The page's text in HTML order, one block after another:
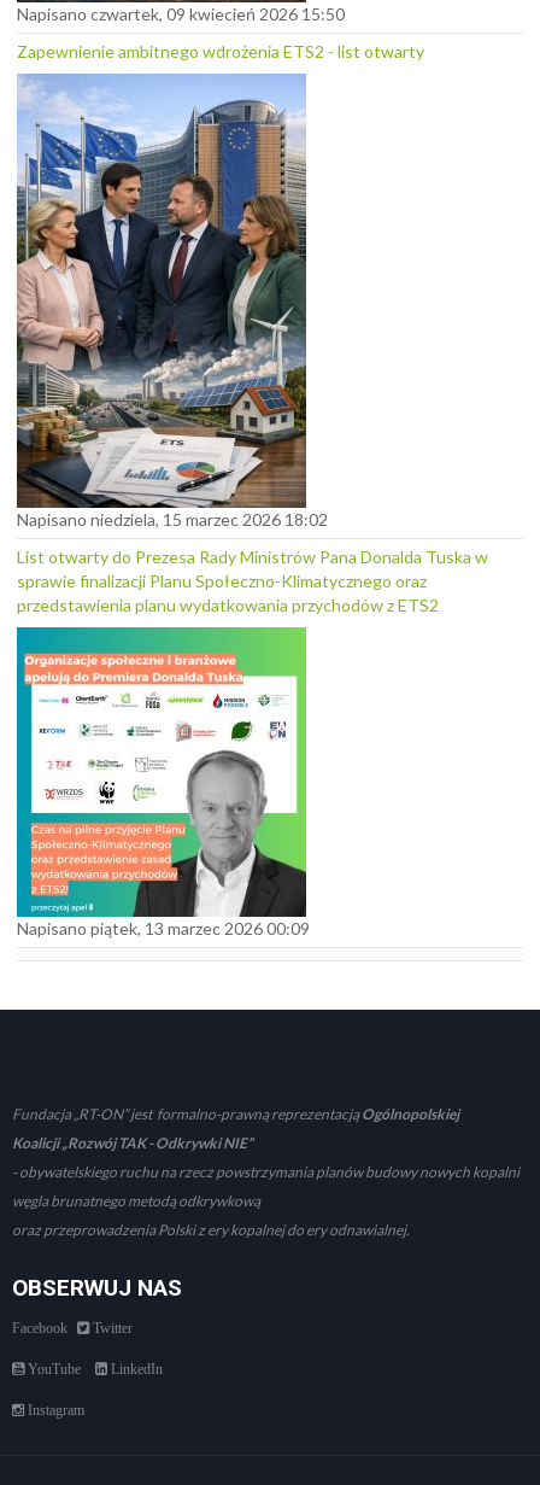
Napisano czwartek, 09 kwiecień 2026 15:50
Zapewnienie ambitnego wdrożenia ETS2 - list otwarty
Napisano niedziela, 15 marzec 2026 18:02
List otwarty do Prezesa Rady Ministrów Pana Donalda Tuska w
sprawie finalizacji Planu Społeczno-Klimatycznego oraz
przedstawienia planu wydatkowania przychodów z ETS2
Napisano piątek, 13 marzec 2026 00:09
Fundacja „RT-ON” jest formalno-prawną reprezentacjąOgólnopolskiej
Koalicji „Rozwój TAK - Odkrywki NIE”
- obywatelskiego ruchu na rzecz powstrzymania planów budowy nowych kopalni
węgla brunatnego metodą odkrywkową
oraz przeprowadzenia Polski z ery kopalnej do ery odnawialnej.
OBSERWUJ NAS
Facebook Twitter
YouTube LinkedIn
Instagram